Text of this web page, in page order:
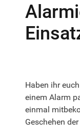
Haben ihr
einem Alarm
einmal
Geschehen